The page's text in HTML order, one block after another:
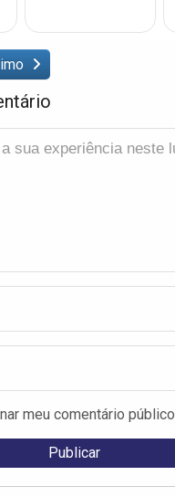
meu comentário público